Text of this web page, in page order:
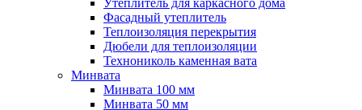
Утеплитель для каркасного дома
Фасадный утеплитель
Теплоизоляция перекрытия
Дюбели для теплоизоляции
Технониколь каменная вата
Минвата
Минвата 100 мм
Минвата 50 мм